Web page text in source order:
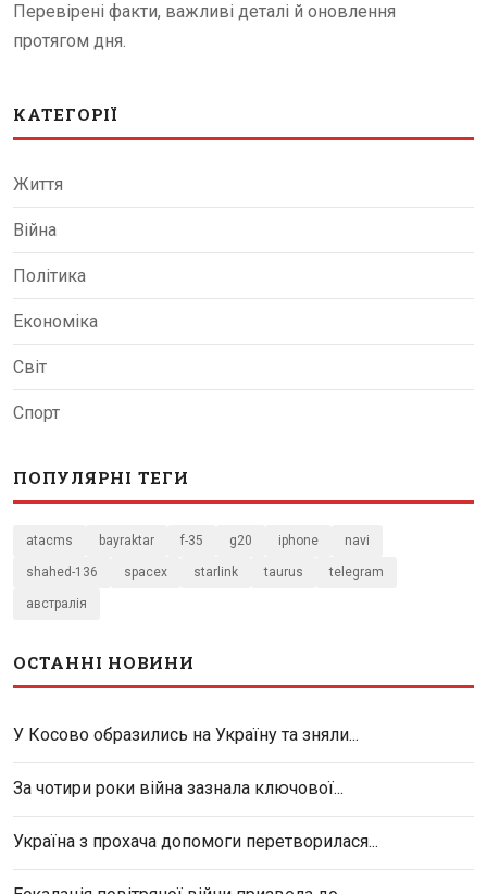
Перевірені факти, важливі деталі й оновлення
протягом дня.
КАТЕГОРІЇ
Життя
Війна
Політика
Економіка
Світ
Спорт
ПОПУЛЯРНІ ТЕГИ
atacms bayraktar f-35 g20 iphone navi
shahed-136 spacex starlink taurus telegram
австралія
ОСТАННІ НОВИНИ
У Косово образились на Україну та зняли...
За чотири роки війна зазнала ключової...
Україна з прохача допомоги перетворилася...